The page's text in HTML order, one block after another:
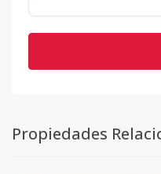
Propiedades